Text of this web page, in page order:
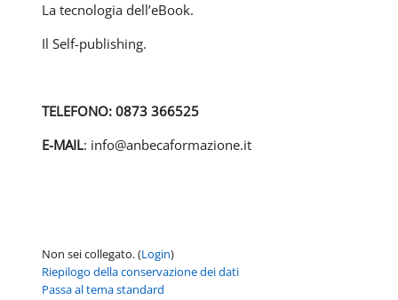
La tecnologia dell’eBook.
Il Self-publishing.
TELEFONO: 0873 366525
E-MAIL: info@anbecaformazione.it
Non sei collegato. (Login)
Riepilogo della conservazione dei dati
Passa al tema standard